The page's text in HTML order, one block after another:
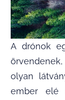
A drónok
olyan
ember elé